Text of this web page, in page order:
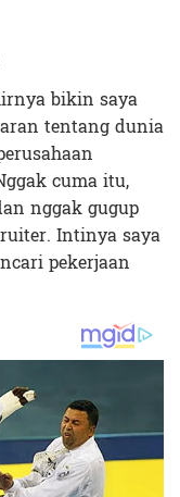
bikin saya
tentang dunia
cuma itu,
nggak gugup
Intinya saya
pekerjaan